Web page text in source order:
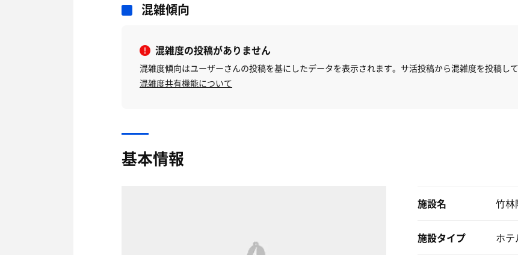
混雑傾向
混雑度の投稿がありません
混雑度傾向はユーザーさんの投稿を基にしたデータを表示されます。サ活投稿から混雑度を投稿して
混雑度共有機能について
基本情報
施設名 竹林
施設タイプ ホ